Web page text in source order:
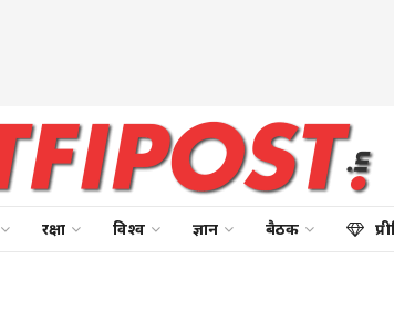
रक्षा विश्व ज्ञान बैठक